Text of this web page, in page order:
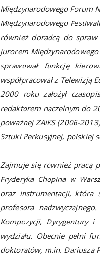
Międzynarodowego Forum
Międzynarodowego
również doradcą do spraw
jurorem
sprawował funkcję
współpracował z Telewizją
2000 roku założył
redaktorem naczelnym do
poważnej ZAiKS (2006-
Sztuki Perkusyjnej, polskiej
Zajmuje się również pracą
Fryderyka Chopina w
oraz instrumentacji, która
profesora
Kompozycji, Dyrygentury
wydziału. Obecnie pełni
doktoratów, m.in. Dariusza